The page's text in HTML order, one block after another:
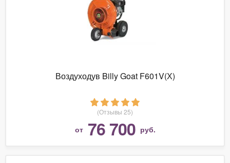
Воздуходув Billy Goat F601V(Х)
(Отзывы 25)
от 76 700 руб.